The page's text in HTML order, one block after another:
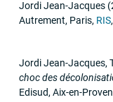
Jordi Jean-Jacques
Autrement, Paris, RIS,
Jordi Jean-Jacques,
choc des
Edisud, Aix-en-